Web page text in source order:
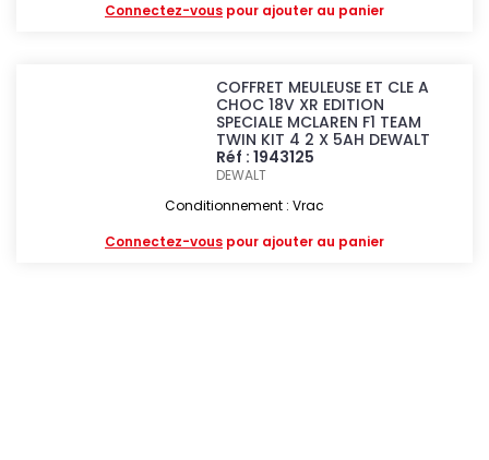
Connectez-vous pour ajouter au panier
COFFRET MEULEUSE ET CLE A
CHOC 18V XR EDITION
SPECIALE MCLAREN F1 TEAM
TWIN KIT 4 2 X 5AH DEWALT
Réf : 1943125
DEWALT
Conditionnement : Vrac
Connectez-vous pour ajouter au panier